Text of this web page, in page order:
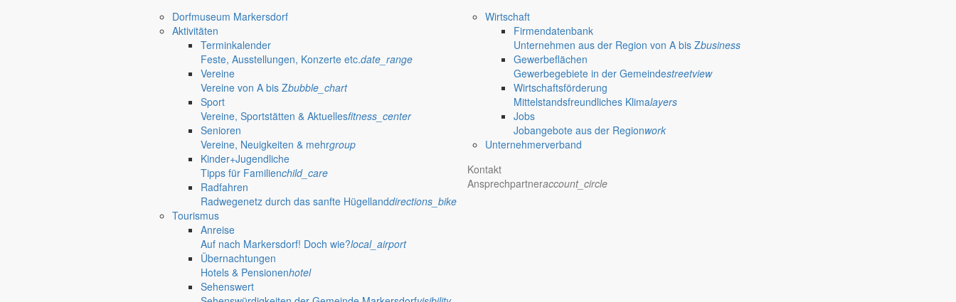
Dorfmuseum Markersdorf
Aktivitäten
Terminkalender
Feste, Ausstellungen, Konzerte etc.date_range
Vereine
Vereine von A bis Zbubble_chart
Sport
Vereine, Sportstätten & Aktuellesfitness_center
Senioren
Vereine, Neuigkeiten & mehrgroup
Kinder+Jugendliche
Tipps für Familienchild_care
Radfahren
Radwegenetz durch das sanfte Hügellanddirections_bike
Tourismus
Anreise
Auf nach Markersdorf! Doch wie?local_airport
Übernachtungen
Hotels & Pensionenhotel
Sehenswert
Wirtschaft
Firmendatenbank
Unternehmen aus der Region von A bis Zbusiness
Gewerbeflächen
Gewerbegebiete in der Gemeindestreetview
Wirtschaftsförderung
Mittelstandsfreundliches Klimalayers
Jobs
Jobangebote aus der Regionwork
Unternehmerverband
Kontakt
Ansprechpartneraccount_circle
Informationen
Öffnungszeiten RathausGemeindeverwaltung Markersdorf
08:30 – 11:30 Uhr und 14:00 – 18:00 Uhr
08:30 – 11:30 Uhr und 14:00 – 17:00 Uhr
Außerhalb der Öffnungszeiten können Termine vereinbart werden.
E-Mail: sekretariat@gemeinde-markersdorf.de
Aktuelles aus dem Rathaus